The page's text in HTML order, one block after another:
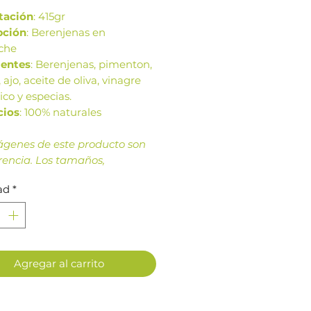
: 415gr
: Berenjenas en
: Berenjenas, pimenton,
ajo, aceite de oliva, vinagre
y especias.
: 100% naturales
de este producto son
Los tamaños,
según cosechas o
*
Agregar al carrito